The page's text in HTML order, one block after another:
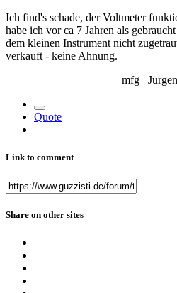
Ich find's schade, der Voltmeter
habe ich vor ca 7 Jahren als
dem kleinen Instrument nicht
verkauft - keine Ahnung.
mfg Jürgen
Quote
Link to comment
Share on other sites